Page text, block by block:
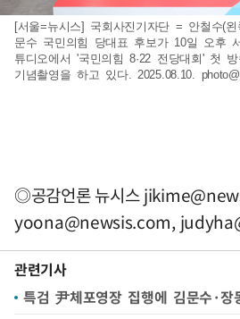
[서울=뉴시스] 국회사진기자단 = 안철수(
문수 국민의힘 당대표 후보가 10일 오후
튜디오에서 '국민의힘 8·22 전당대회' 첫
기념촬영을 하고 있다. 2025.08.10.
◎공감언론 뉴시스
yoona@newsis.com,
관련기사